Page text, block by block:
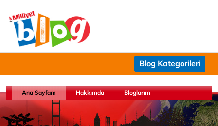
Blog Kategorileri
Ana Sayfam Hakkımda Bloglarım